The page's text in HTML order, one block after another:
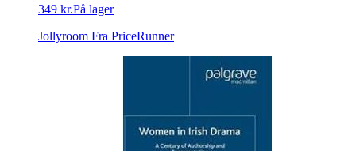
349 kr.På lager
Jollyroom Fra PriceRunner